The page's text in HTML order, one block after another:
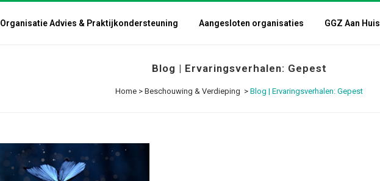
Organisatie Advies & Praktijkondersteuning Aangesloten organisaties GGZ Aan Huis
Blog | Ervaringsverhalen: Gepest
Home > Beschouwing & Verdieping > Blog | Ervaringsverhalen: Gepest